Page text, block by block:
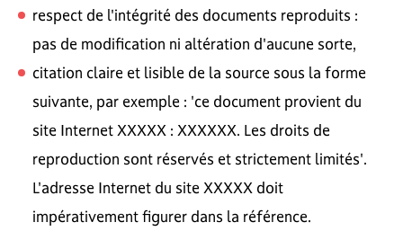
respect de l'intégrité des documents reproduits :
pas de modification ni altération d'aucune sorte,
citation claire et lisible de la source sous la forme
suivante, par exemple : 'ce document provient du
site Internet XXXXX : XXXXXX. Les droits de
reproduction sont réservés et strictement limités'.
L'adresse Internet du site XXXXX doit
impérativement figurer dans la référence.